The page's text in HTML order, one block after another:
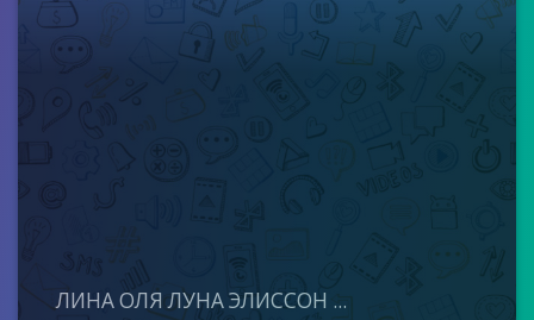
ЛИНА ОЛЯ ЛУНА ЭЛИССОН ...